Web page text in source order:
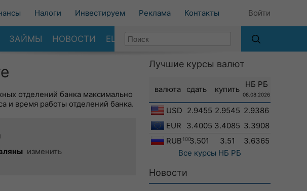
Налоги Инвестируем Реклама Контакты Войти
ЗАЙМЫ НОВОСТИ ЕЩЕ
отделений банка максимально
и время работы отделений банка.
изменить
Лучшие курсы валют
валюта сдать купить
НБ РБ
08.08.2026
USD 2.9455 2.9545 2.9386
EUR
3.4005 3.4085 3.3908
RUB 1003.501 3.51
3.6365
Все курсы НБ РБ
Новости